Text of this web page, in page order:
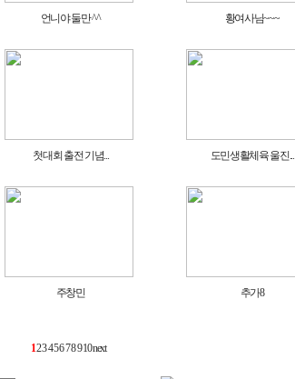
언니야 둘만 ^^ 황여사님~~~
첫대회 출전 기념... 도민생활체육 울진...
주창민 추가8
12345678910next